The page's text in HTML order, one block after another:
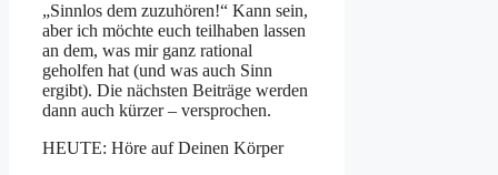
„Sinnlos dem zuzuhören!“ Kann sein,
aber ich möchte euch teilhaben lassen
an dem, was mir ganz rational
geholfen hat (und was auch Sinn
ergibt). Die nächsten Beiträge werden
dann auch kürzer – versprochen.
HEUTE: Höre auf Deinen Körper